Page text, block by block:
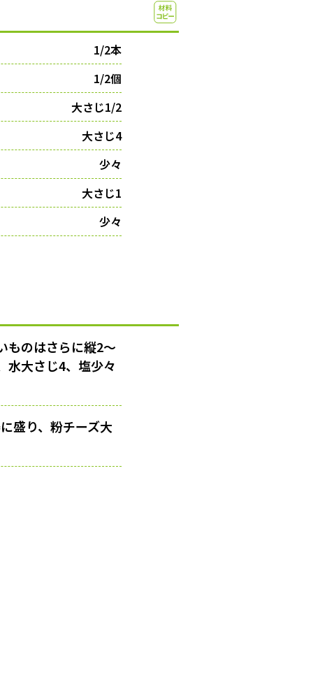
1/2本
1/2個
大さじ1/2
大さじ4
少々
大さじ1
少々
ものはさらに縦2〜
水大さじ4、塩少々
盛り、粉チーズ大